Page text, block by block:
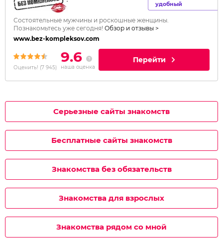
удобный
Состоятельные мужчины и роскошные женщины.
Познакомьтесь уже сегодня! Обзор и отзывы >
www.bez-kompleksov.com
Оценить! (7 945)
9.6
наша оценка
Перейти
Серьезные сайты знакомств
Бесплатные сайты знакомств
Знакомства без обязательств
Знакомства для взрослых
Знакомства рядом со мной